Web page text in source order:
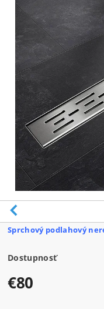
Sprchový podlahový
Dostupnosť
€80